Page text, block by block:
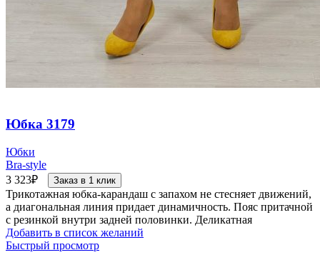
Юбка 3179
Юбки
Bra-style
3 323₽ Заказ в 1 клик
Трикотажная юбка-карандаш с запахом не стесняет движений,
а диагональная линия придает динамичность. Пояс притачной
с резинкой внутри задней половинки. Деликатная
Добавить в список желаний
Быстрый просмотр